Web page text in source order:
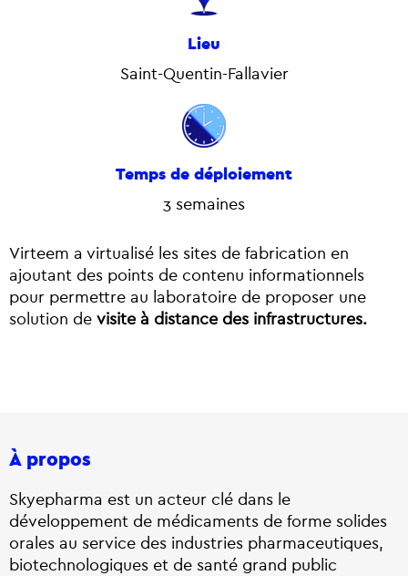
Lieu
Saint-Quentin-Fallavier
Temps de déploiement
3 semaines
Virteem a virtualisé les sites de fabrication en
ajoutant des points de contenu informationnels
pour permettre au laboratoire de proposer une
solution de visite à distance des infrastructures.
À propos
Skyepharma est un acteur clé dans le
développement de médicaments de forme solides
orales au service des industries pharmaceutiques,
biotechnologiques et de santé grand public